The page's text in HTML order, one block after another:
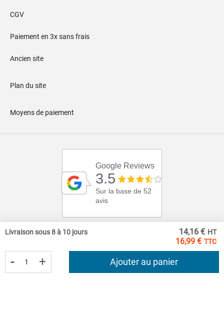
16,99 €
14,16 €
Livraison sous 8 à 10 jours
- + Ajouter au panier
CGV
Paiement en 3x sans frais
Ancien site
Plan du site
Moyens de paiement
Google Reviews
3.5
Sur la base de 52
avis